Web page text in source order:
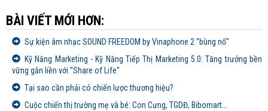
BÀI VIẾT MỚI HƠN:
Sự kiện âm nhạc SOUND FREEDOM by Vinaphone 2 "bùng nổ"
Kỹ Năng Marketing - Kỹ Năng Tiếp Thị Marketing 5.0: Tăng trưởng bền
vững gắn liền với ''Share of Life''
Tại sao cần phải có chiến lược thương hiệu?
Cuộc chiến thị trường mẹ và bé: Con Cưng, TGDĐ, Bibomart…